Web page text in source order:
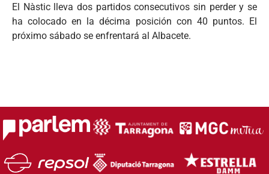
El Nàstic lleva dos partidos consecutivos sin perder y se
ha colocado en la décima posición con 40 puntos. El
próximo sábado se enfrentará al Albacete.